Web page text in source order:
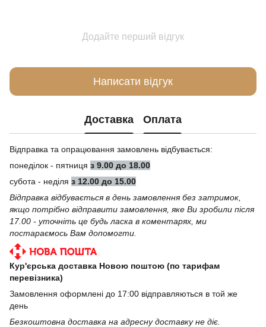
Додайте перший відгук
Написати відгук
Доставка Оплата
Відправка та опрацювання замовлень відбувається:
понеділок - пятниця з 9.00 до 18.00
субота - неділя з 12.00 до 15.00
Відправка відбувається в день замовлення без затримок,
якщо потрібно відправити замовлення, яке Ви зробили після
17.00 - уточніть це будь ласка в коментарях, ми
постараємось Вам допомогти.
Кур'єрська доставка Новою поштою (по тарифам
перевізника)
Замовлення оформлені до 17:00 відправляються в той же
день
Безкоштовна доставка на адресну доставку не діє.